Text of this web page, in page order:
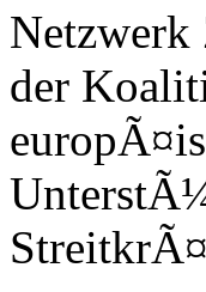
der